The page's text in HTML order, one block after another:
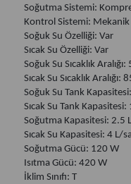
Soğutma Sistemi:
Kontrol Sistemi: Mekanik
Soğuk Su Özelliği: Var
Sıcak Su Özelliği: Var
Soğuk Su Sıcaklık Aralığı:
Sıcak Su Sıcaklık Aralığı:
Soğuk Su Tank
Sıcak Su Tank Kapasitesi:
Soğutma Kapasitesi: 2.5
Sıcak Su Kapasitesi: 4 L/
Soğutma Gücü: 120 W
Isıtma Gücü: 420 W
İklim Sınıfı: T